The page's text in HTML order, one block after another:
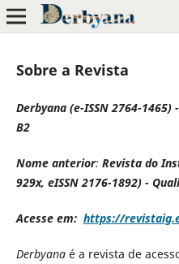
Sobre a Revista
Derbyana (e-ISSN 2764-
B2
Nome anterior: Revista do
929x, eISSN 2176-1892) -
Acesse em: https://
Derbyanaé a revista de